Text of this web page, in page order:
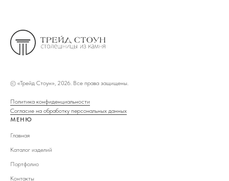
© «Трейд Стоун», 2026. Все права защищены.
Политика конфиденциальности
Согласие на обработку персональных данных
МЕНЮ
Главная
Каталог изделий
Портфолио
Контакты